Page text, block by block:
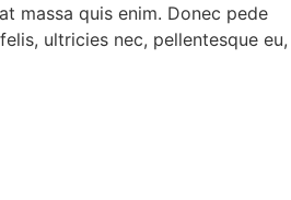
massa quis enim. Donec pede
ultricies nec, pellentesque eu,